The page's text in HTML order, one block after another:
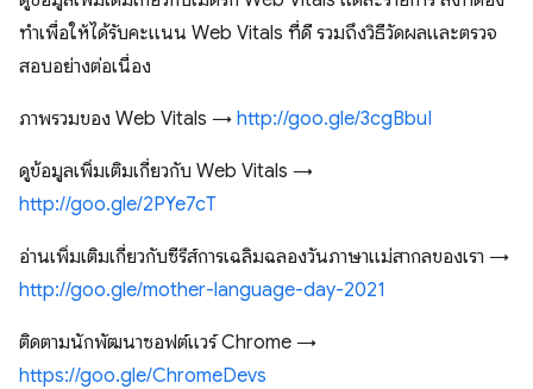
ทำเพื่อให้ได้รับคะแนน Web Vitals ที่ดี รวมถึงวิธีวัดผลและตรวจ
สอบอย่างต่อเนื่อง
ภาพรวมของ Web Vitals → http://goo.gle/3cgBbuI
ดูข้อมูลเพิ่มเติมเกี่ยวกับ Web Vitals →
http://goo.gle/2PYe7cT
อ่านเพิ่มเติมเกี่ยวกับซีรีส์การเฉลิมฉลองวันภาษาแม่สากลของเรา →
http://goo.gle/mother-language-day-2021
ติดตามนักพัฒนาซอฟต์แวร์ Chrome →
https://goo.gle/ChromeDevs